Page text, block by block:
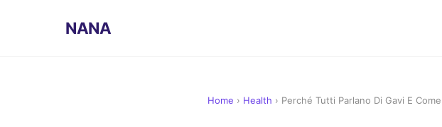
NANA
Home › Health › Perché Tutti Parlano Di Gavi E